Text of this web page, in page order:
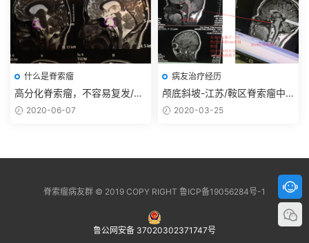
什么是脊索瘤
高分化脊索瘤，不容易复发/复
发慢2020-06-07
病友治疗经历
颅底斜坡-江苏/鞍区脊索瘤中
上斜坡背侧型/小陈
2020-03-25
脊索瘤病友群 © 2019 COPY RIGHT 鲁ICP备19056284号-1
鲁公网安备 37020302371747号